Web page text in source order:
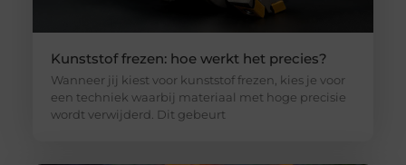
Kunststof frezen: hoe werkt het precies?
Wanneer jij kiest voor kunststof frezen, kies je voor
een techniek waarbij materiaal met hoge precisie
wordt verwijderd. Dit gebeurt